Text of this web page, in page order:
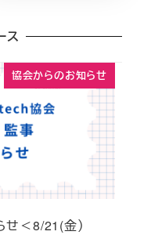
ス
協会からのお知らせ
＜8/21(金）